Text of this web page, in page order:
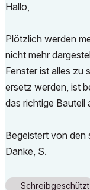
Hallo,
Plötzlich werden
nicht mehr
Fenster ist alles zu
ersetz werden, ist
das richtige Bauteil
Begeistert von
Danke, S.
Schreibgeschützt